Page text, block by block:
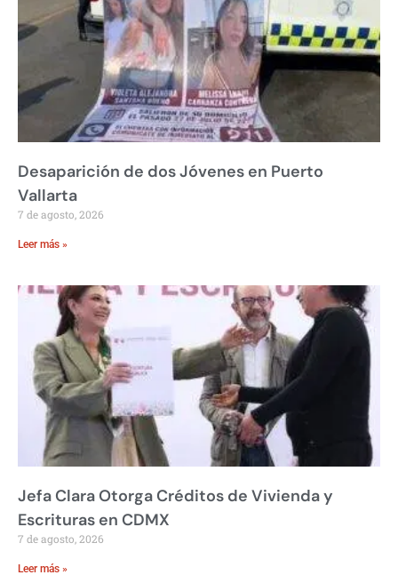
Desaparición de dos Jóvenes en Puerto
Vallarta
7 de agosto, 2026
Leer más »
Jefa Clara Otorga Créditos de Vivienda y
Escrituras en CDMX
7 de agosto, 2026
Leer más »